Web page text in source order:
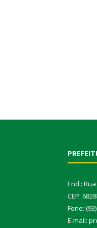
End.:
CEP:
Fone:
E-mail: